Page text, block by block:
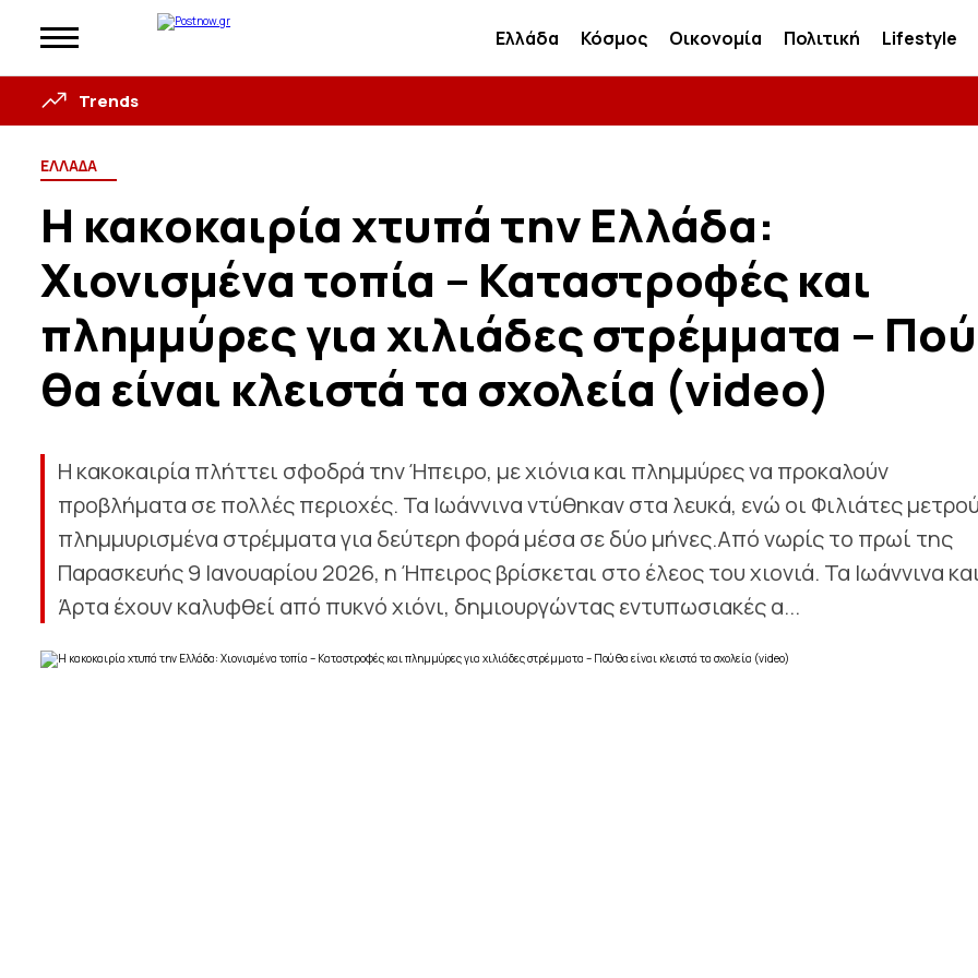
Ελλάδα Κόσμος Οικονομία Πολιτική Lifestyle
Trends
ΕΛΛΑΔΑ
Η κακοκαιρία χτυπά την Ελλάδα:
Χιονισμένα τοπία – Καταστροφές και
πλημμύρες για χιλιάδες στρέμματα – Πού
θα είναι κλειστά τα σχολεία (video)
Η κακοκαιρία πλήττει σφοδρά την Ήπειρο, με χιόνια και πλημμύρες να προκαλούν
προβλήματα σε πολλές περιοχές. Τα Ιωάννινα ντύθηκαν στα λευκά, ενώ οι Φιλιάτες
πλημμυρισμένα στρέμματα για δεύτερη φορά μέσα σε δύο μήνες.Από νωρίς το πρωί της
Παρασκευής 9 Ιανουαρίου 2026, η Ήπειρος βρίσκεται στο έλεος του χιονιά. Τα Ιωάννινα
Άρτα έχουν καλυφθεί από πυκνό χιόνι, δημιουργώντας εντυπωσιακές α...